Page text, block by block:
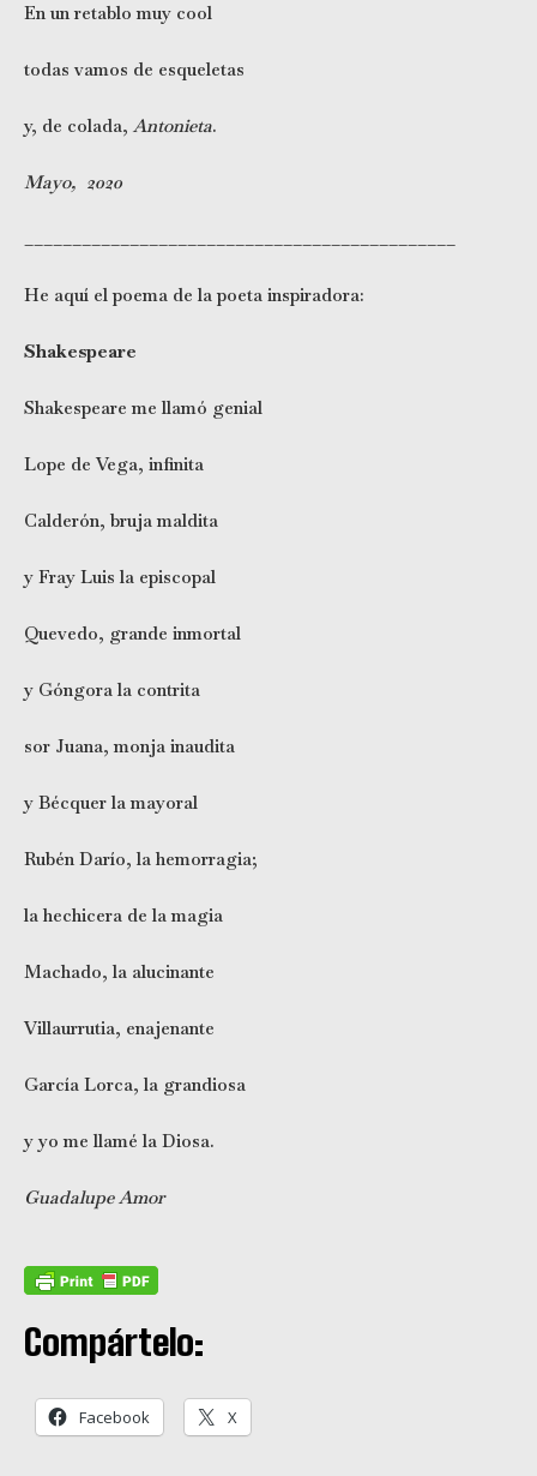
En un retablo muy cool
todas vamos de esqueletas
y, de colada, Antonieta.
Mayo, 2020
He aquí el poema de la poeta inspiradora:
Shakespeare
Shakespeare me llamó genial
Lope de Vega, infinita
Calderón, bruja maldita
y Fray Luis la episcopal
Quevedo, grande inmortal
y Góngora la contrita
sor Juana, monja inaudita
y Bécquer la mayoral
Rubén Darío, la hemorragia;
la hechicera de la magia
Machado, la alucinante
Villaurrutia, enajenante
García Lorca, la grandiosa
y yo me llamé la Diosa.
Guadalupe Amor
Compártelo:
Facebook X